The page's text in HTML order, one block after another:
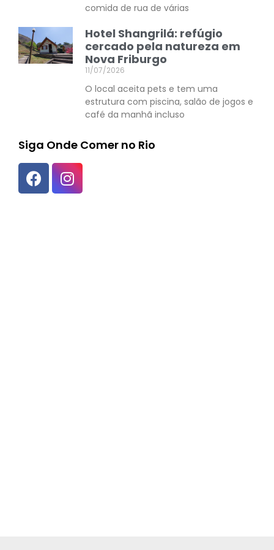
comida de rua de várias
Hotel Shangrilá: refúgio
cercado pela natureza em
Nova Friburgo
11/07/2026
O local aceita pets e tem uma
estrutura com piscina, salão de jogos e
café da manhã incluso
Siga Onde Comer no Rio